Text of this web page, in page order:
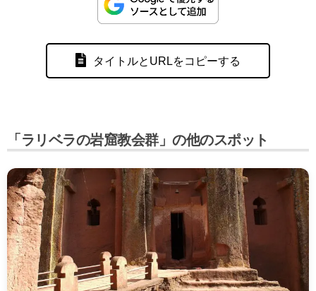
タイトルとURLをコピーする
「ラリベラの岩窟教会群」の他のスポット